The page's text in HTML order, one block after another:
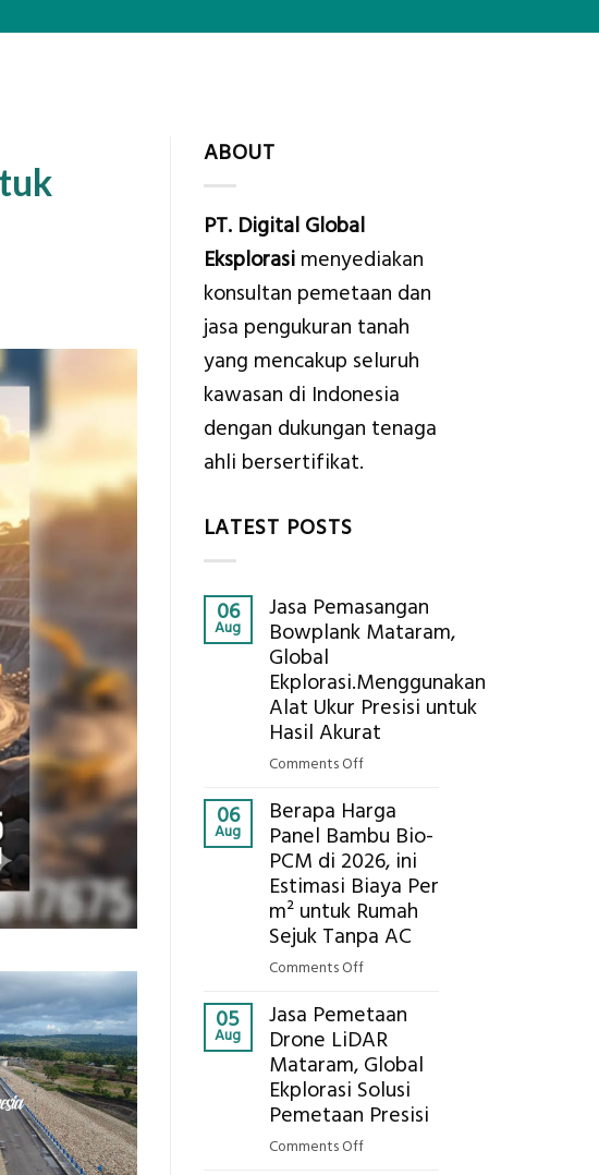
ABOUT
PT. Digital Global
Eksplorasimenyediakan
konsultan pemetaan dan
jasa pengukuran tanah
yang mencakup seluruh
kawasan di Indonesia
dengan dukungan tenaga
ahli bersertifikat.
LATEST POSTS
06
Aug
Jasa Pemasangan
Bowplank Mataram,
Global
Ekplorasi.Menggunakan
Alat Ukur Presisi untuk
Hasil Akurat
Comments Offon
Pemasangan
Bowplank
Mataram,
Global
Ekplorasi.Menggunakan
Alat
untuk
Hasil
Akurat
06
Aug
Berapa Harga
Panel Bambu Bio-
PCM di 2026, ini
Estimasi Biaya Per
m² untuk Rumah
Sejuk Tanpa AC
Comments Offon
Harga
Panel
Bambu
Bio-
PCM
05
Aug
Jasa Pemetaan
Drone LiDAR
Mataram, Global
Ekplorasi Solusi
Pemetaan Presisi
Comments Offon